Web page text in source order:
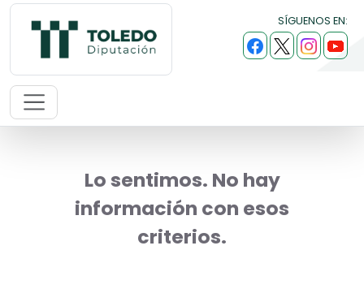
SÍGUENOS EN:
Lo sentimos. No hay
información con esos
criterios.